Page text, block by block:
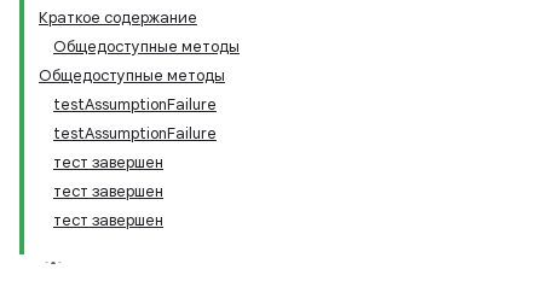
Краткое содержание
Общедоступные методы
Общедоступные методы
testAssumptionFailure
testAssumptionFailure
тест завершен
тест завершен
тест завершен